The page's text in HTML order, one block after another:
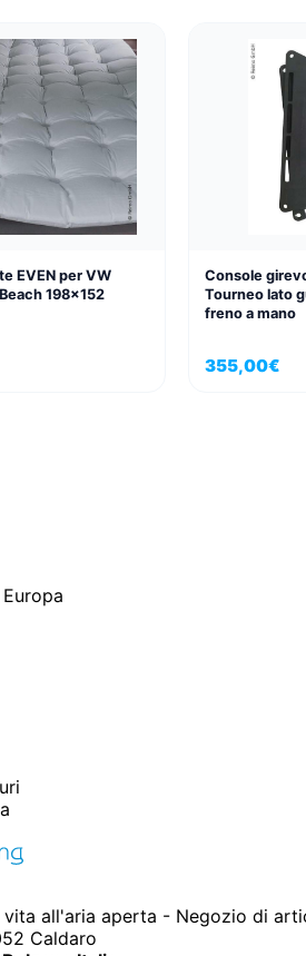
EVEN per VW
198×152
Console
Tourneo lato
freno a mano
355,00€
all'aria aperta - Negozio di
Caldaro